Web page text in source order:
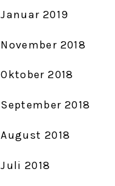
Januar 2019
November 2018
Oktober 2018
September 2018
August 2018
Juli 2018